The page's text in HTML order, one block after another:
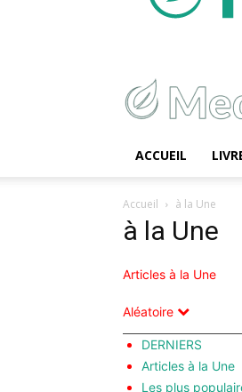
ACCUEIL
Accueil à la Une
à la Une
Articles à la Une
Aléatoire
DERNIERS
Articles à la Une
Les plus